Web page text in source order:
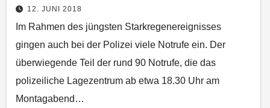
12. JUNI 2018
Im Rahmen des jüngsten Starkregenereignisses
gingen auch bei der Polizei viele Notrufe ein. Der
überwiegende Teil der rund 90 Notrufe, die das
polizeiliche Lagezentrum ab etwa 18.30 Uhr am
Montagabend…